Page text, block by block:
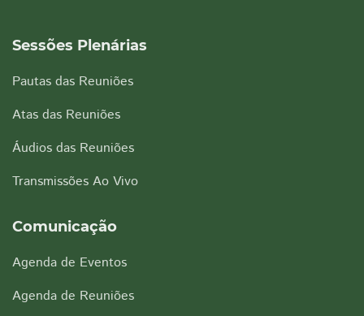
Sessões Plenárias
Pautas das Reuniões
Atas das Reuniões
Áudios das Reuniões
Transmissões Ao Vivo
Comunicação
Agenda de Eventos
Agenda de Reuniões